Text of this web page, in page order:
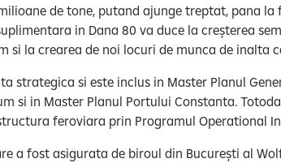
de tone, putand ajunge treptat, pana
in Dana 80 va duce la creșterea
la crearea de noi locuri de munca de inalta
strategica si este inclus in Master Planul
si in Master Planul Portului Constanta.
feroviara prin Programul Operational
a fost asigurata de biroul din București al